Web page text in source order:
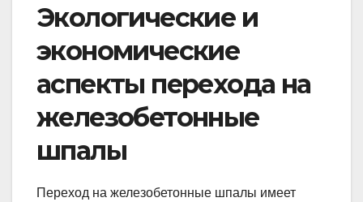
Экологические и
экономические
аспекты перехода на
железобетонные
шпалы
Переход на железобетонные шпалы имеет